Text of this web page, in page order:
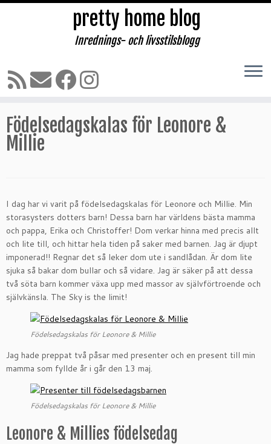
Hoppa
till
pretty home blog
Inrednings- och livsstilsblogg
Hem » INREDNING & DESIGN
Födelsedagskalas för Leonore &
Millie
I dag har vi varit på födelsedagskalas för Leonore och Millie. Min
storasysters dotters barn! Dessa barn har världens bästa mamma
och pappa, Erika och Christoffer! Dom verkar hinna med precis allt
och lite till, och hittar hela tiden på saker med barnen. Jag är djupt
imponerad!! Regnar det så leker dom ute i sandlådan. Är dom lite
sjuka så bakar dom bullar och så vidare. Jag är säker på att dessa
två söta barn kommer växa upp med massor av självförtroende och
självkänsla. The Sky is the limit!
Födelsedagskalas för Leonore & Millie
Jag hade preppat två påsar med presenter och en present till min
mamma som fyllde år i går den 13 maj.
Födelsedagskalas för Leonore & Millie
Leonore & Millies födelsedag